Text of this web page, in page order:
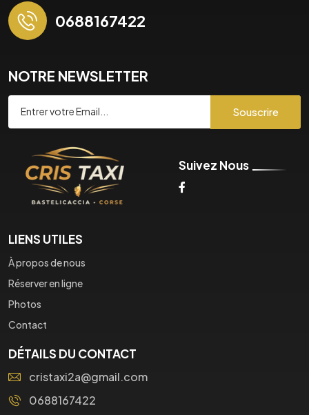
0688167422
NOTRE NEWSLETTER
Souscrire
Suivez Nous
LIENS UTILES
À propos de nous
Réserver en ligne
Photos
Contact
DÉTAILS DU CONTACT
cristaxi2a@gmail.com
0688167422